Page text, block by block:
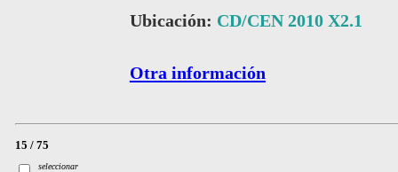
Ubicación: CD/CEN 2010 X2.1
Otra información
15 / 75
seleccionar